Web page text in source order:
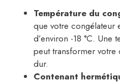
Température du
que votre congélateur
d’environ -18 °C. Une
peut transformer
dur.
Contenant